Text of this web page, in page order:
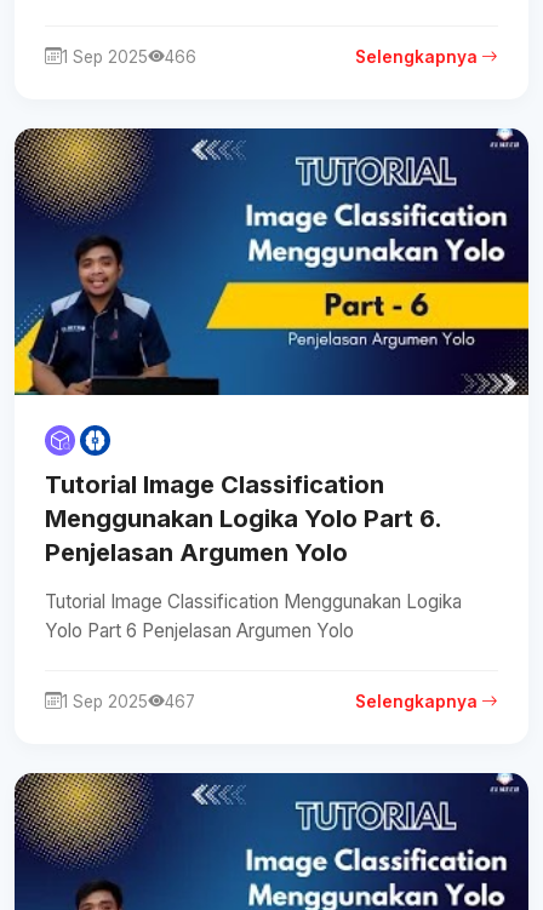
1 Sep 2025 466 Selengkapnya
Tutorial Image Classification
Menggunakan Logika Yolo Part 6.
Penjelasan Argumen Yolo
Tutorial Image Classification Menggunakan Logika
Yolo Part 6 Penjelasan Argumen Yolo
1 Sep 2025 467 Selengkapnya